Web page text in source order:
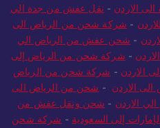
الاردن - نقل عفش من جدة الي
- شركة شحن من الرياض الى
- شحن عفش من الرياض الي
- شركة شحن من الرياض إلى
الاردن - شركة شحن من الرياض
الاردن - شحن من الرياض الى
الاردن - شحن ونقل عفش من
إلى السعودية - شركة شحن